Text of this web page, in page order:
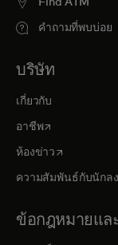
Find ATM
คำถามที่พบบ่อย
บริษัท
เกี่ยวกับ
อาชีพopens in a
ห้องข่าว opens in a
ความสัมพันธ์กับนักล
ข้อกฎหมายแล